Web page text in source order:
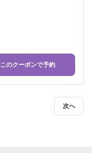
このクーポンで予約
次へ